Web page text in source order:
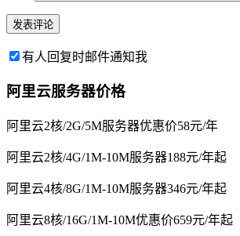
有人回复时邮件通知我
阿里云服务器价格
阿里云2核/2G/5M服务器优惠价58元/年
阿里云2核/4G/1M-10M服务器188元/年起
阿里云4核/8G/1M-10M服务器346元/年起
阿里云8核/16G/1M-10M优惠价659元/年起